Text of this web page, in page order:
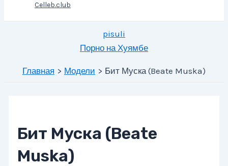
Celleb.club
pisuli
Порно на Хуямбе
Главная Модели Бит Муска (Beate Muska)
Бит Муска (Beate
Muska)